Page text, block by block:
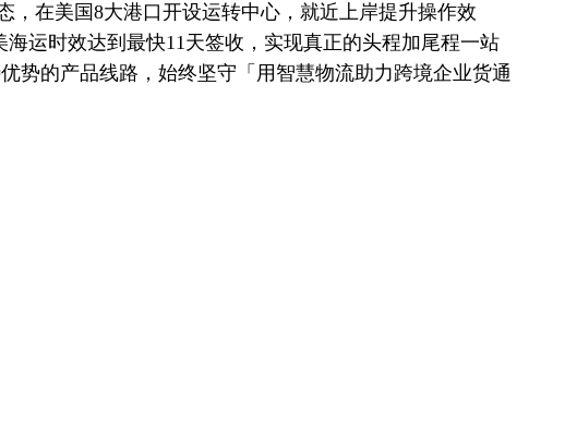
在美国8大港口开设运转中心，就近上岸提升操作效
运时效达到最快11天签收，实现真正的头程加尾程一站
势的产品线路，始终坚守「用智慧物流助力跨境企业货通